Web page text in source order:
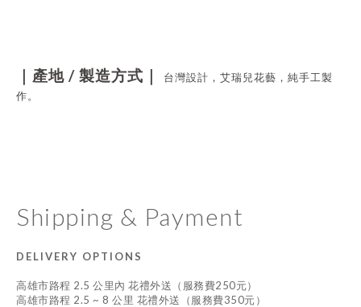
｜產地 / 製造方式｜
台灣設計，艾瑞兒花藝，純手工製
作。
Shipping & Payment
DELIVERY OPTIONS
高雄市路程 2.5 公里內 花禮外送（服務費250元）
高雄市路程 2.5 ~ 8 公里 花禮外送（服務費350元）